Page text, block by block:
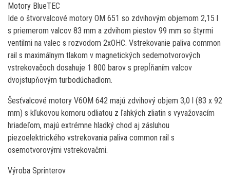
Motory BlueTEC
Ide o štvorvalcové motory OM 651 so zdvihovým objemom 2,15 l
s priemerom valcov 83 mm a zdvihom piestov 99 mm so štyrmi
ventilmi na valec s rozvodom 2xOHC. Vstrekovanie paliva common
rail s maximálnym tlakom v magnetických sedemotvorových
vstrekovačoch dosahuje 1 800 barov s prepĺňaním valcov
dvojstupňovým turbodúchadlom.
Šesťvalcové motory V6OM 642 majú zdvihový objem 3,0 l (83 x 92
mm) s kľukovou komoru odliatou z ľahkých zliatin s vyvažovacím
hriadeľom, majú extrémne hladký chod aj zásluhou
piezoelektrického vstrekovania paliva common rail s
osemotvorovými vstrekovačmi.
Výroba Sprinterov